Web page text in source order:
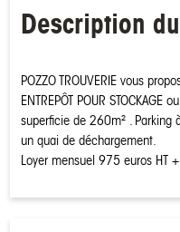
Description
POZZO TROUVERIE vous
ENTREPÔT POUR STOCKAGE
superficie de 260m² .
un quai de déchargement.
Loyer mensuel 975 euros HT